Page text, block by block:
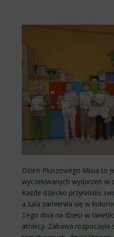
Dzień Pluszowego Misia to
wyczekiwanych wydarzeń w
Każde dziecko przyniosło
a sala zamieniła się w
Tego dnia na dzieci w
atrakcji. Zabawa rozpoczęła